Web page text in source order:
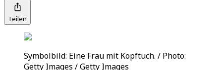
Teilen
Symbolbild: Eine Frau mit Kopftuch. / Photo:
Getty Images / Getty Images